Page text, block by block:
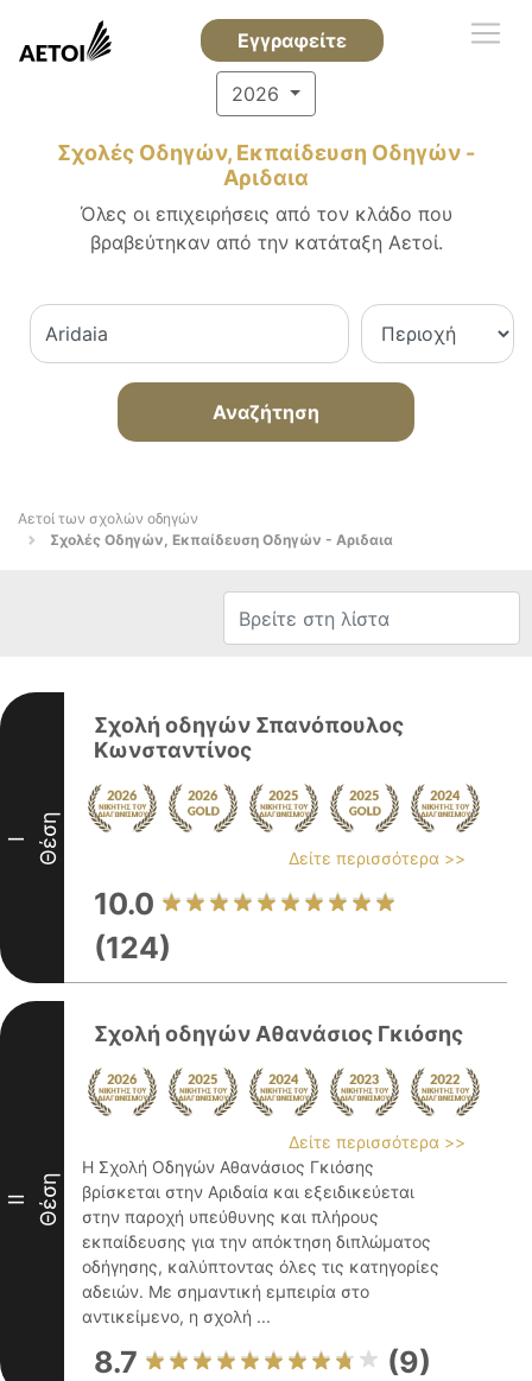
Εγγραφείτε
2026
Σχολές Οδηγών, Εκπαίδευση Οδηγών -
Αριδαια
Όλες οι επιχειρήσεις από τον κλάδο που
βραβεύτηκαν από την κατάταξη Αετοί.
Αναζήτηση
Αετοί των σχολών οδηγών
Σχολές Οδηγών, Εκπαίδευση Οδηγών - Αριδαια
I Θέση
Σχολή οδηγών Σπανόπουλος
Κωνσταντίνος
Δείτε περισσότερα >>
10.0
(124)
II Θέση
Σχολή οδηγών Αθανάσιος Γκιόσης
Δείτε περισσότερα >>
Η Σχολή Οδηγών Αθανάσιος Γκιόσης
βρίσκεται στην Αριδαία και εξειδικεύεται
στην παροχή υπεύθυνης και πλήρους
εκπαίδευσης για την απόκτηση διπλώματος
οδήγησης, καλύπτοντας όλες τις κατηγορίες
αδειών. Με σημαντική εμπειρία στο
αντικείμενο, η σχολή ...
8.7 (9)